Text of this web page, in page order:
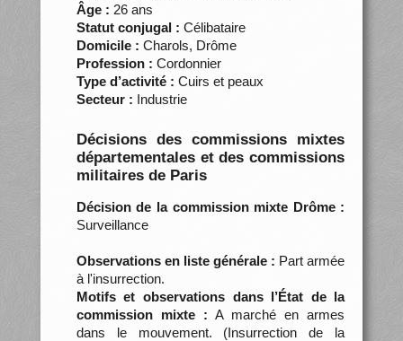
Âge : 26 ans
Statut conjugal : Célibataire
Domicile : Charols, Drôme
Profession : Cordonnier
Type d’activité : Cuirs et peaux
Secteur : Industrie
Décisions des commissions mixtes
départementales et des commissions
militaires de Paris
Décision de la commission mixte Drôme :
Surveillance
Observations en liste générale : Part armée
à l'insurrection.
Motifs et observations dans l’État de la
commission mixte : A marché en armes
dans le mouvement. (Insurrection de la